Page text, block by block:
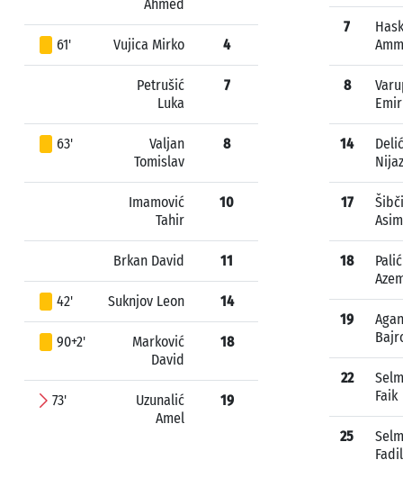
Ahmed
61' Vujica Mirko 4
Petrušić
Luka
7
63'
Valjan
Tomislav
8
Imamović
Tahir
10
Brkan David 11
42' Suknjov Leon 14
90+2'
Marković
David
18
73'
Uzunalić
Amel
19
7
8
Emir
14
Delić
Nijaz
17
Asim
18
Palić
19
22
Faik
25
Fadil